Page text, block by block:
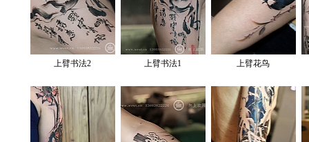
上臂书法2 上臂书法1 上臂花鸟